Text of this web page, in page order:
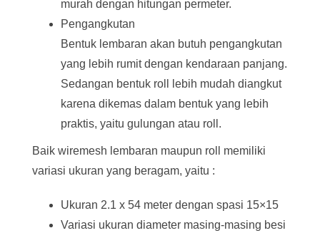
murah dengan hitungan permeter.
Pengangkutan
Bentuk lembaran akan butuh pengangkutan
yang lebih rumit dengan kendaraan panjang.
Sedangan bentuk roll lebih mudah diangkut
karena dikemas dalam bentuk yang lebih
praktis, yaitu gulungan atau roll.
Baik wiremesh lembaran maupun roll memiliki
variasi ukuran yang beragam, yaitu :
Ukuran 2.1 x 54 meter dengan spasi 15×15
Variasi ukuran diameter masing-masing besi